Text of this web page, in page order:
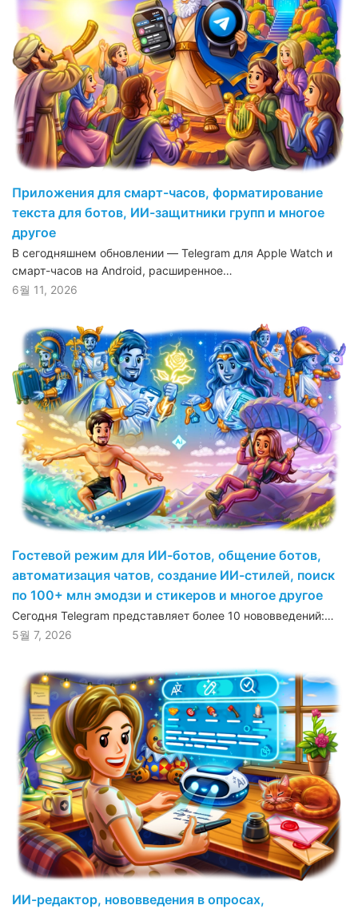
Приложения для смарт-часов, форматирование
текста для ботов, ИИ-защитники групп и многое
другое
В сегодняшнем обновлении — Telegram для Apple Watch и
смарт-часов на Android, расширенное…
6월 11, 2026
Гостевой режим для ИИ-ботов, общение ботов,
автоматизация чатов, создание ИИ-стилей, поиск
по 100+ млн эмодзи и стикеров и многое другое
Сегодня Telegram представляет более 10 нововведений:…
5월 7, 2026
ИИ-редактор, нововведения в опросах,